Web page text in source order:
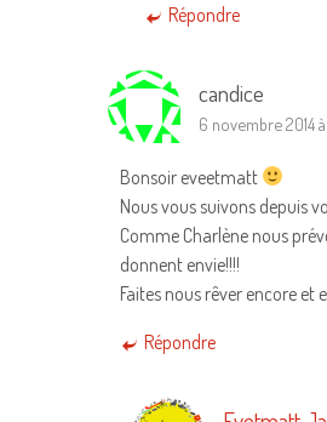
Répondre
candice
6 novembre 2014 à
Bonsoir eveetmatt
Nous vous suivons depuis
Comme Charlène nous
donnent envie!!!!
Faites nous rêver encore et
Répondre